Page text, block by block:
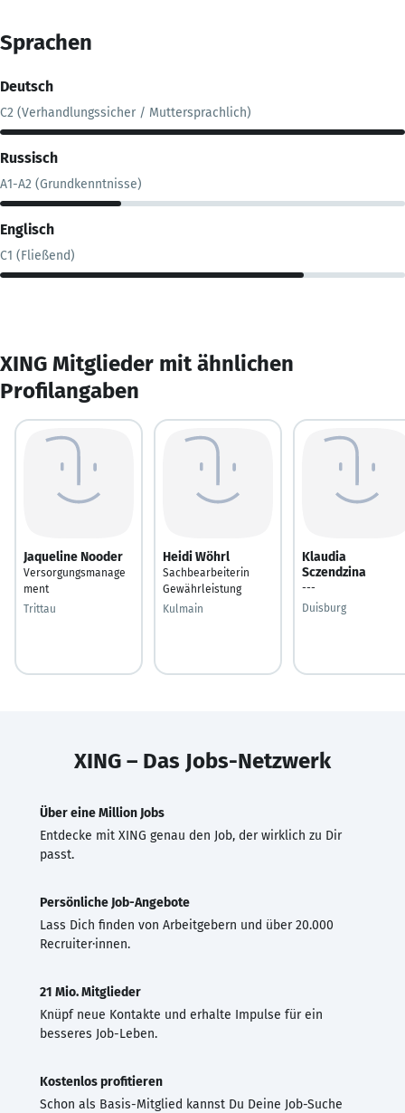
Sprachen
Deutsch
C2 (Verhandlungssicher / Muttersprachlich)
Russisch
A1-A2 (Grundkenntnisse)
Englisch
C1 (Fließend)
XING Mitglieder mit ähnlichen
Profilangaben
Jaqueline Nooder
Versorgungsmanage
ment
Trittau
Heidi Wöhrl
Sachbearbeiterin
Gewährleistung
Kulmain
Klaudia
Sczendzina
---
Duisburg
XING – Das Jobs-Netzwerk
Über eine Million Jobs
Entdecke mit XING genau den Job, der wirklich zu Dir
passt.
Persönliche Job-Angebote
Lass Dich finden von Arbeitgebern und über 20.000
Recruiter·innen.
21 Mio. Mitglieder
Knüpf neue Kontakte und erhalte Impulse für ein
besseres Job-Leben.
Kostenlos profitieren
Schon als Basis-Mitglied kannst Du Deine Job-Suche